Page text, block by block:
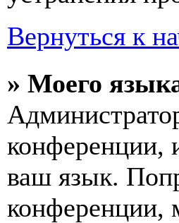
Вернуться к
» Моего
конференции,
ваш язык.
конференции,